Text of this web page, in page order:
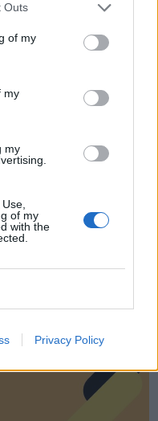
Outs
of my
my
my
of my
with the
Privacy Policy
( Info Privacy
AMAZON